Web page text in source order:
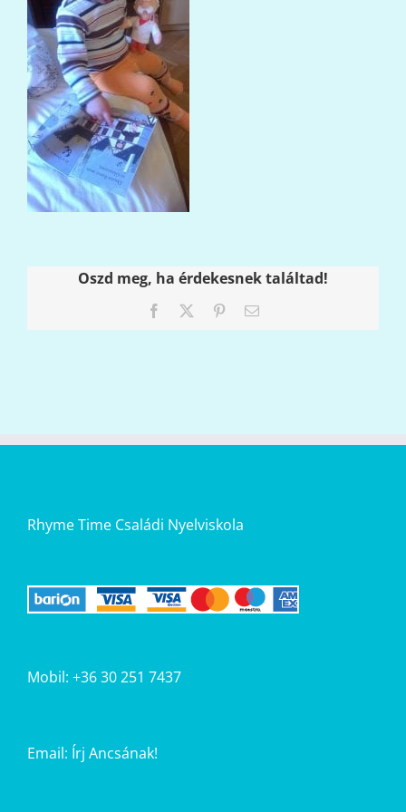
Oszd meg, ha érdekesnek találtad!
Facebook PinterestEmail:
Rhyme Time Családi Nyelviskola
Mobil: +36 30 251 7437
Email: Írj Ancsának!